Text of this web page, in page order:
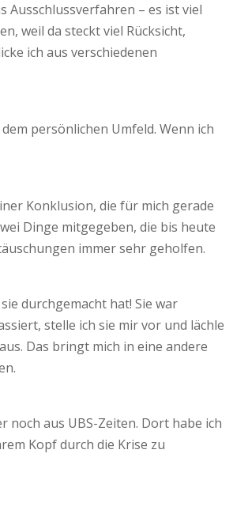
Ausschlussverfahren – es ist viel
weil da steckt viel Rücksicht,
ich aus verschiedenen
persönlichen Umfeld. Wenn ich
Konklusion, die für mich gerade
Dinge mitgegeben, die bis heute
immer sehr geholfen.
durchgemacht hat! Sie war
stelle ich sie mir vor und lächle
Das bringt mich in eine andere
noch aus UBS-Zeiten. Dort habe ich
Kopf durch die Krise zu